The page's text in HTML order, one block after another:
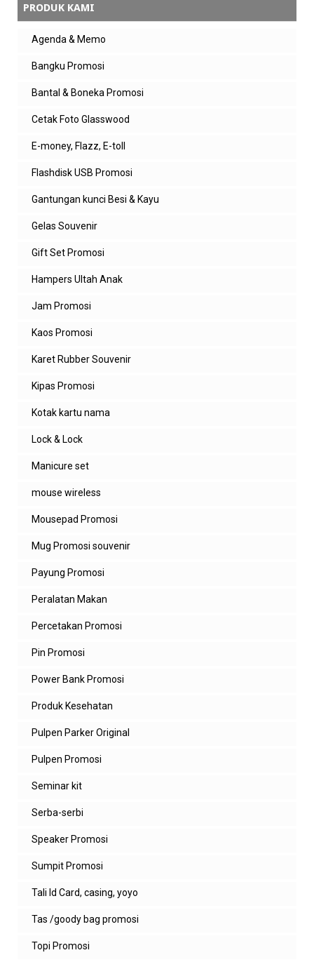
PRODUK KAMI
Agenda & Memo
Bangku Promosi
Bantal & Boneka Promosi
Cetak Foto Glasswood
E-money, Flazz, E-toll
Flashdisk USB Promosi
Gantungan kunci Besi & Kayu
Gelas Souvenir
Gift Set Promosi
Hampers Ultah Anak
Jam Promosi
Kaos Promosi
Karet Rubber Souvenir
Kipas Promosi
Kotak kartu nama
Lock & Lock
Manicure set
mouse wireless
Mousepad Promosi
Mug Promosi souvenir
Payung Promosi
Peralatan Makan
Percetakan Promosi
Pin Promosi
Power Bank Promosi
Produk Kesehatan
Pulpen Parker Original
Pulpen Promosi
Seminar kit
Serba-serbi
Speaker Promosi
Sumpit Promosi
Tali Id Card, casing, yoyo
Tas /goody bag promosi
Topi Promosi